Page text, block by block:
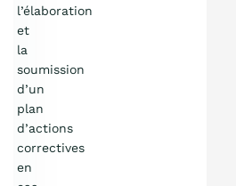
l’élaboration
et
la
soumission
d’un
plan
d’actions
correctives
en